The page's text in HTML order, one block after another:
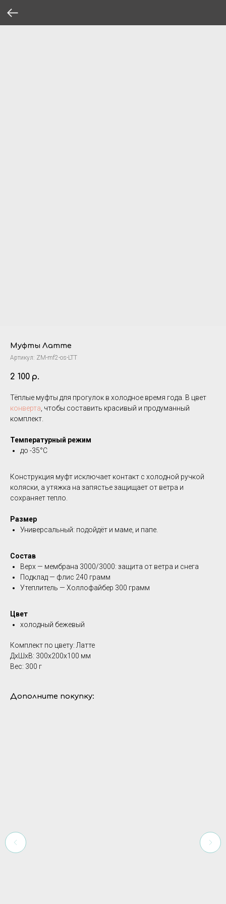
Муфты Латте
Артикул: ZM-mf2-os-LTT
2 100 р.
Тёплые муфты для прогулок в холодное время года. В цвет
конверта , чтобы составить красивый и продуманный
комплект.
Температурный режим
до -35°C
Конструкция муфт исключает контакт с холодной ручкой
коляски, а утяжка на запястье защищает от ветра и
сохраняет тепло.
Размер
Универсальный: подойдёт и маме, и папе.
Состав
Верх — мембрана 3000/3000: защита от ветра и снега
Подклад — флис 240 грамм
Утеплитель — Холлофайбер 300 грамм
Цвет
холодный бежевый
Комплект по цвету: Латте
ДxШxВ: 300x200x100 мм
Вес: 300 г
Дополните покупку: